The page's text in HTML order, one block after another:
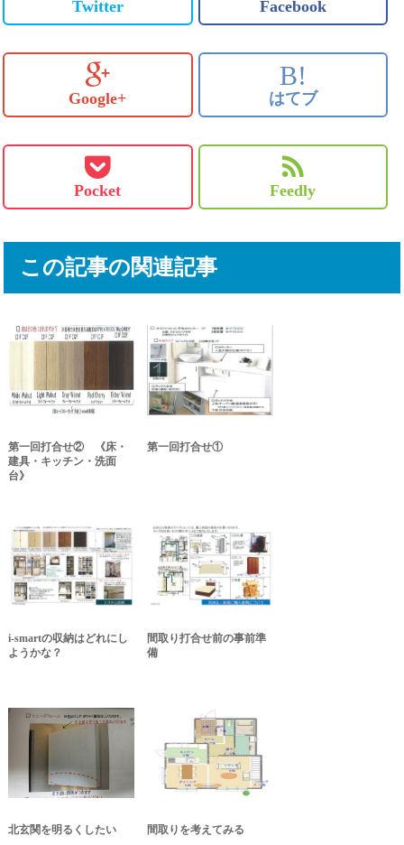
Twitter Facebook
Google+
B!
はてブ
Pocket Feedly
この記事の関連記事
第一回打合せ② 《床・
建具・キッチン・洗面
台》
第一回打合せ①
i-smartの収納はどれにし
ようかな？
間取り打合せ前の事前準
備
北玄関を明るくしたい 間取りを考えてみる